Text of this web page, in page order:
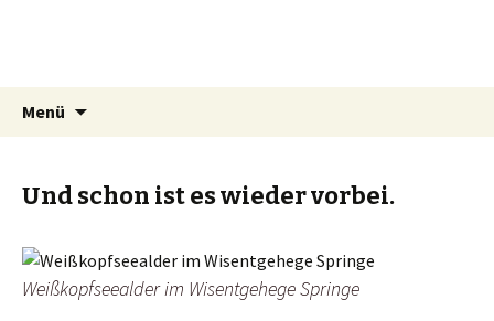
Menü
Und schon ist es wieder vorbei.
Weißkopfseealder im Wisentgehege Springe